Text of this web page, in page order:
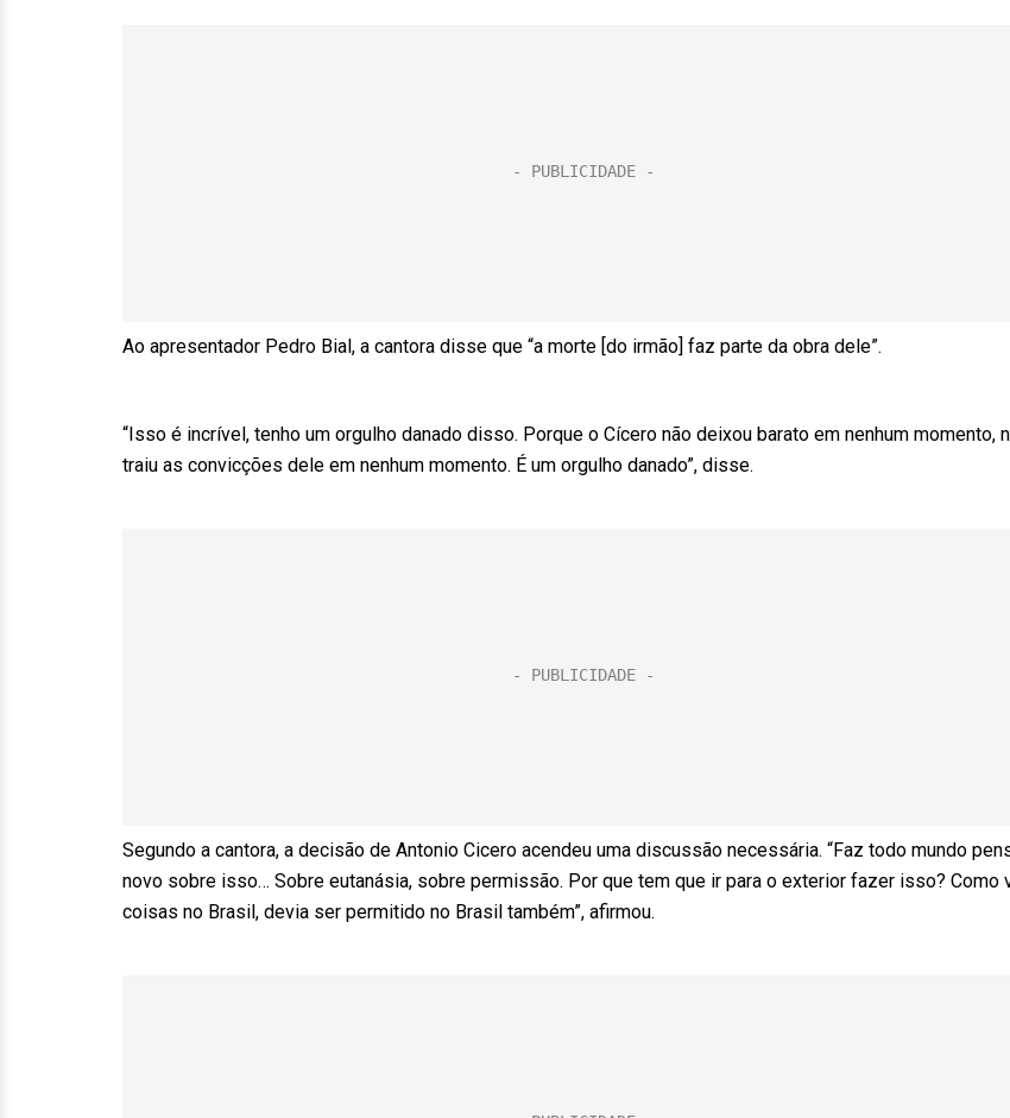
Ao apresentador Pedro Bial, a cantora disse que “a morte [do irmão] faz parte da obra dele”.
“Isso é incrível, tenho um orgulho danado disso. Porque o Cícero não deixou barato em nenhum momento,
traiu as convicções dele em nenhum momento. É um orgulho danado”, disse.
Segundo a cantora, a decisão de Antonio Cicero acendeu uma discussão necessária. “Faz todo mundo
novo sobre isso… Sobre eutanásia, sobre permissão. Por que tem que ir para o exterior fazer isso? Como
coisas no Brasil, devia ser permitido no Brasil também”, afirmou.